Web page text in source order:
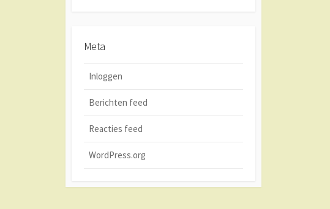
Meta
Inloggen
Berichten feed
Reacties feed
WordPress.org